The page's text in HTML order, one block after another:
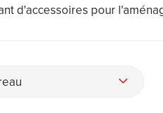
d'accessoires pour